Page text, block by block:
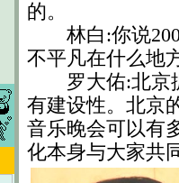
的。
林白:你说
不平凡在什么地
罗大佑:北京据
有建设性。北京
音乐晚会可以有
化本身与大家共